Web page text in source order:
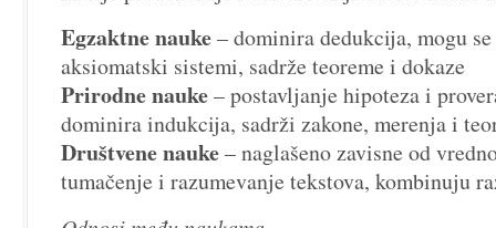
Egzaktne nauke– dominira dedukcija, mogu
aksiomatski sistemi, sadrže teoreme i dokaze
Prirodne nauke– postavljanje hipoteza i
dominira indukcija, sadrži zakone, merenja i
Društvene nauke– naglašeno zavisne od
tumačenje i razumevanje tekstova, kombinuju